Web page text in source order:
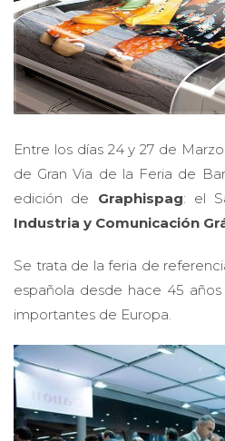
Entre los días 24 y 27 de
de Gran Via de la Feria de
edición de Graphispag: el
Industria y Comunicación
Se trata de la feria de
española desde hace 45
importantes de Europa.